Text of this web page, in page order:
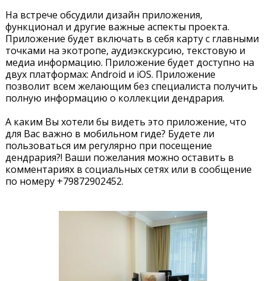
На встрече обсудили дизайн приложения,
функционал и другие важные аспекты проекта.
Приложение будет включать в себя карту с главными
точками на экотропе, аудиэкскурсию, текстовую и
медиа информацию. Приложение будет доступно на
двух платформах: Android и iOS. Приложение
позволит всем желающим без специалиста получить
полную информацию о коллекции дендрария.
А каким Вы хотели бы видеть это приложение, что
для Вас важно в мобильном гиде? Будете ли
пользоваться им регулярно при посещение
дендрария?! Ваши пожелания можно оставить в
комментариях в социальных сетях или в сообщение
по номеру +79872902452.